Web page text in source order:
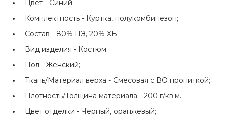
Цвет - Синий;
Комплектность - Куртка, полукомбинезон;
Состав - 80% ПЭ, 20% ХБ;
Вид изделия - Костюм;
Пол - Женский;
Ткань/Материал верха - Смесовая с ВО пропиткой;
Плотность/Толщина материала - 200 г/кв.м.;
Цвет отделки - Черный, оранжевый;